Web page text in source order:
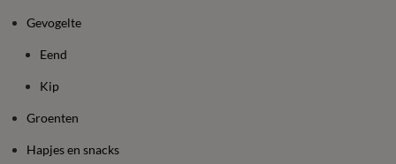
Gevogelte
Eend
Kip
Groenten
Hapjes en snacks